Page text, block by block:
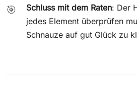
🎯 Schluss mit dem Raten: Der
jedes Element überprüfen
Schnauze auf gut Glück zu